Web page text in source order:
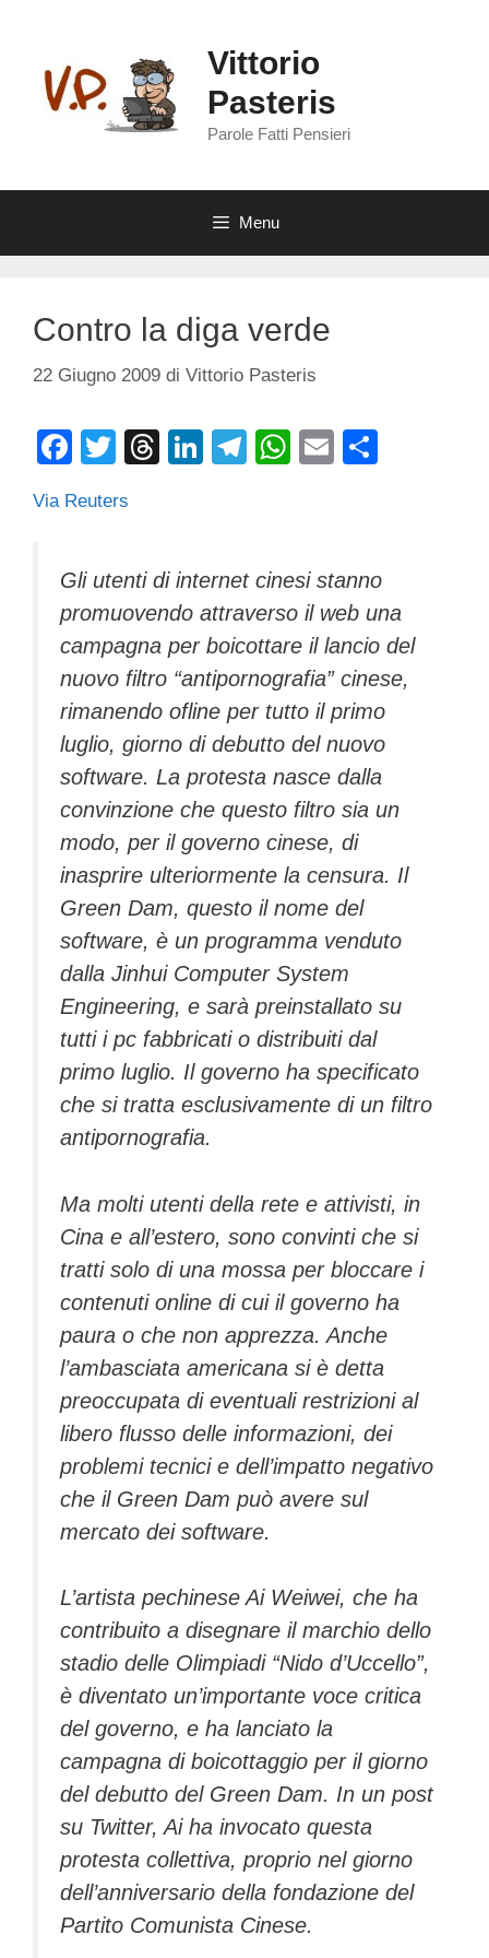
contenuto
Vittorio
Pasteris
Parole Fatti Pensieri
Menu
Contro la diga verde
22 Giugno 2009 di Vittorio Pasteris
F
c
b
o
o
k
T
tt
T
d
s
Li
dI
n
T
a
m
W
A
p
p
E
vi
di
Via Reuters
Gli utenti di internet cinesi stanno
promuovendo attraverso il web una
campagna per boicottare il lancio del
nuovo filtro “antipornografia” cinese,
rimanendo ofline per tutto il primo
luglio, giorno di debutto del nuovo
software. La protesta nasce dalla
convinzione che questo filtro sia un
modo, per il governo cinese, di
inasprire ulteriormente la censura. Il
Green Dam, questo il nome del
software, è un programma venduto
dalla Jinhui Computer System
Engineering, e sarà preinstallato su
tutti i pc fabbricati o distribuiti dal
primo luglio. Il governo ha specificato
che si tratta esclusivamente di un filtro
antipornografia.
Ma molti utenti della rete e attivisti, in
Cina e all’estero, sono convinti che si
tratti solo di una mossa per bloccare i
contenuti online di cui il governo ha
paura o che non apprezza. Anche
l’ambasciata americana si è detta
preoccupata di eventuali restrizioni al
libero flusso delle informazioni, dei
problemi tecnici e dell’impatto negativo
che il Green Dam può avere sul
mercato dei software.
L’artista pechinese Ai Weiwei, che ha
contribuito a disegnare il marchio dello
stadio delle Olimpiadi “Nido d’Uccello”,
è diventato un’importante voce critica
del governo, e ha lanciato la
campagna di boicottaggio per il giorno
del debutto del Green Dam. In un post
su Twitter, Ai ha invocato questa
protesta collettiva, proprio nel giorno
dell’anniversario della fondazione del
Partito Comunista Cinese.